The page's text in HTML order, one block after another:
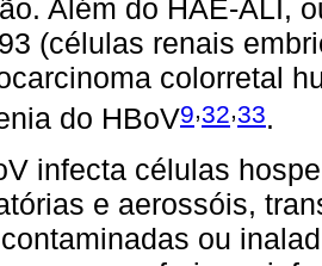
Além do HAE-ALI,
(células renais
colorretal
do HBoV9,32,33.
infecta células
e aerossóis,
ou